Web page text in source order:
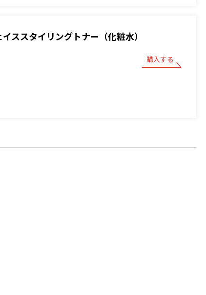
ススタイリングトナー（化粧水）
購入する